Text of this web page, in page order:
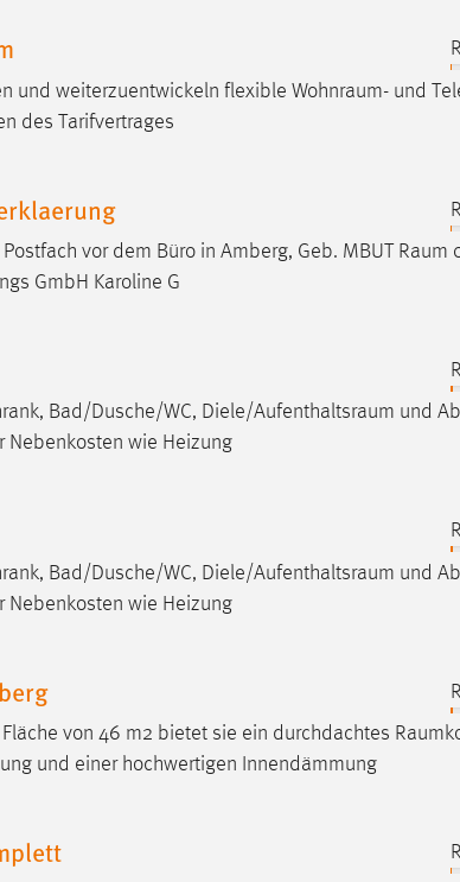
und weiterzuentwickeln flexible Wohnraum- und
des Tarifvertrages
vor dem Büro in Amberg, Geb. MBUT Raum
GmbH Karoline G
Bad/Dusche/WC, Diele/Aufenthaltsraum und
Nebenkosten wie Heizung
Bad/Dusche/WC, Diele/Aufenthaltsraum und
Nebenkosten wie Heizung
von 46 m2 bietet sie ein durchdachtes
und einer hochwertigen Innendämmung